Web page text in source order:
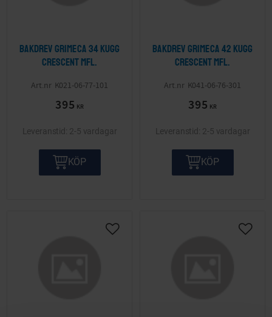
Bakdrev Grimeca 34 kugg
Crescent mfl.
K021-06-77-101
395 KR
2-5 vardagar
KÖP
Bakdrev Grimeca 42 kugg
Crescent mfl.
K041-06-76-301
395 KR
2-5 vardagar
KÖP
Lägg till i önskelista Lägg